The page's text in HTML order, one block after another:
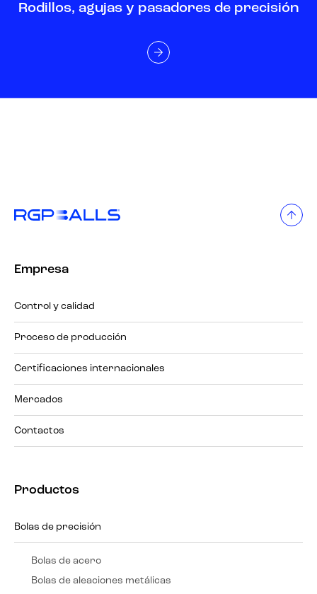
Rodillos, agujas y pasadores de precisión
Empresa
Control y calidad
Proceso de producción
Certificaciones internacionales
Mercados
Contactos
Productos
Bolas de precisión
Bolas de acero
Bolas de aleaciones metálicas